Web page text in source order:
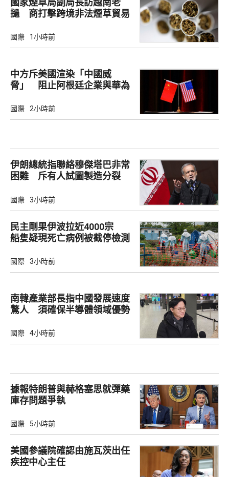
國家煙草局副局長訪越南老
撾 商打擊跨境非法煙草貿易
國際 1小時前
中方斥美國渲染「中國威
脅」 阻止阿根廷企業與華為
國際 2小時前
伊朗總統指聯絡穆傑塔巴非常
困難 斥有人試圖製造分裂
國際 3小時前
民主剛果伊波拉近4000宗
船隻疑現死亡病例被截停檢測
國際 3小時前
南韓產業部長指中國發展速度
驚人 須確保半導體領域優勢
國際 4小時前
據報特朗普與赫格塞思就彈藥
庫存問題爭執
國際 5小時前
美國參議院確認由施瓦茨出任
疾控中心主任